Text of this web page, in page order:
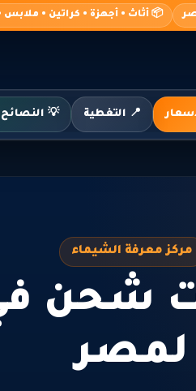
📦 أثاث • أجهزة • كراتين •
📍 التغطية 💡
مركز معرفة الشيماء
شحن في
لمصر